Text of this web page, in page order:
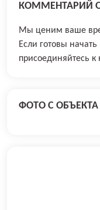
КОММЕНТАРИЙ
Мы ценим ваше
Если готовы
присоединяйтесь к
ФОТО С ОБЪЕКТА